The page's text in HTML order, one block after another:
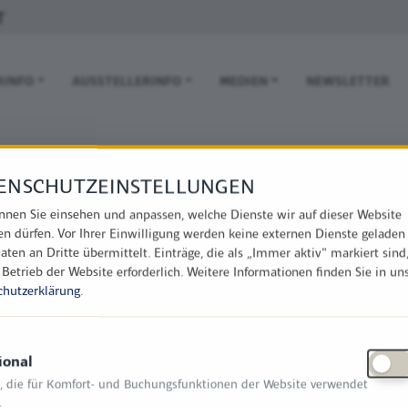
NAVIGATION
AUSSTELLERINFO MEDIEN NEWSLETTER
Sie einsehen und anpassen, welche Dienste wir auf dieser Website
dürfen. Vor Ihrer Einwilligung werden keine externen Dienste
an Dritte übermittelt. Einträge, die als „Immer aktiv" markiert
der Website erforderlich. Weitere Informationen finden Sie in
.
die für Komfort- und Buchungsfunktionen der Website verwendet